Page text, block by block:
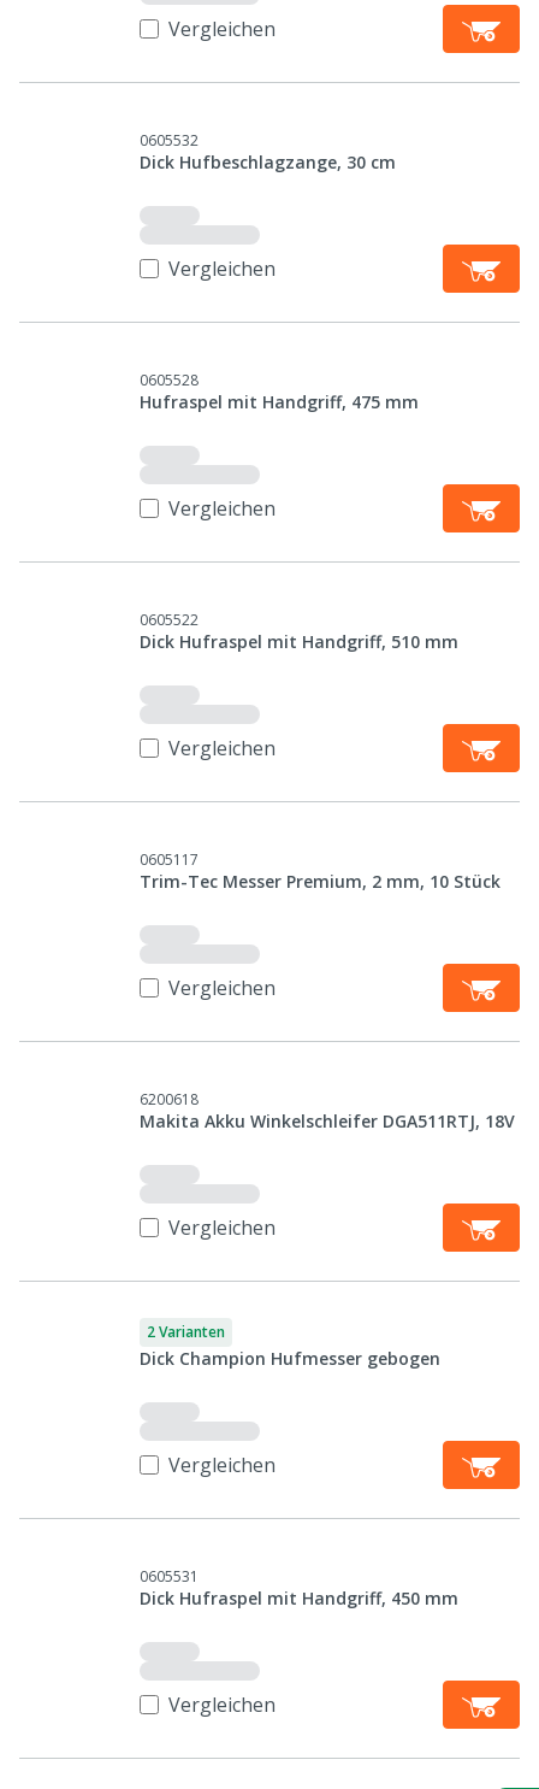
Vergleichen
0605532
Dick Hufbeschlagzange, 30 cm
Vergleichen
0605528
Hufraspel mit Handgriff, 475 mm
Vergleichen
0605522
Dick Hufraspel mit Handgriff, 510 mm
Vergleichen
0605117
Trim-Tec Messer Premium, 2 mm, 10 Stück
Vergleichen
6200618
Makita Akku Winkelschleifer DGA511RTJ, 18V
Vergleichen
2 Varianten
Dick Champion Hufmesser gebogen
Vergleichen
0605531
Dick Hufraspel mit Handgriff, 450 mm
Vergleichen